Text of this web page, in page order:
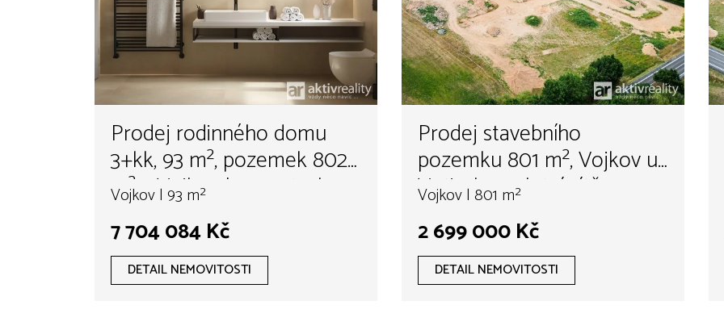
Prodej rodinného domu
3+kk, 93 m², pozemek 802
m² – Vojkov | novostavba s
tepelným čerpadlem,
podlahovým vytápěním
Vojkov | 93 m²
7 704 084 Kč
DETAIL NEMOVITOSTI
Prodej stavebního
pozemku 801 m², Vojkov u
Votic, kompletní sítě a
komunikace, hypotéka
možná
Vojkov | 801 m²
2 699 000 Kč
DETAIL NEMOVITOSTI